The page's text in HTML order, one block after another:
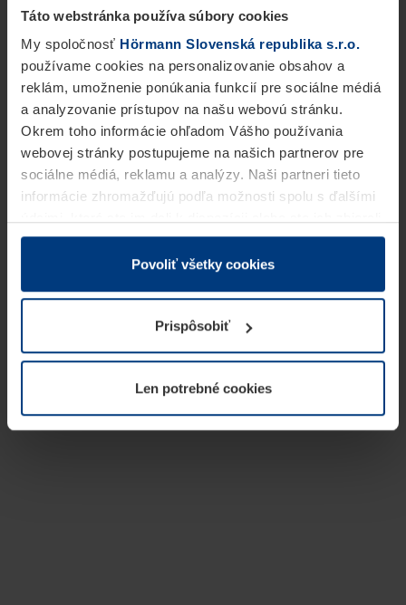
Táto webstránka používa súbory cookies
My spoločnosť Hörmann Slovenská republika s.r.o.
používame cookies na personalizovanie obsahov a
reklám, umožnenie ponúkania funkcií pre sociálne médiá
a analyzovanie prístupov na našu webovú stránku.
Okrem toho informácie ohľadom Vášho používania
webovej stránky postupujeme na našich partnerov pre
sociálne médiá, reklamu a analýzy. Naši partneri tieto
informácie zhromažďujú podľa možnosti spolu s ďalšími
v rámci Vášho využívania služieb.
Z právneho hľadiska môžeme cookies ukladať na Vašom
prevádzku tejto stránky. Pre všetky ostatné typy cookie
potrebujeme Vaše povolenie. Vaše povolenie môžete
kedykoľvek zmeniť alebo odvolať vo vysvetlení cookie
našej webovej stránky.
Povoliť všetky cookies
Prispôsobiť
Len potrebné cookies